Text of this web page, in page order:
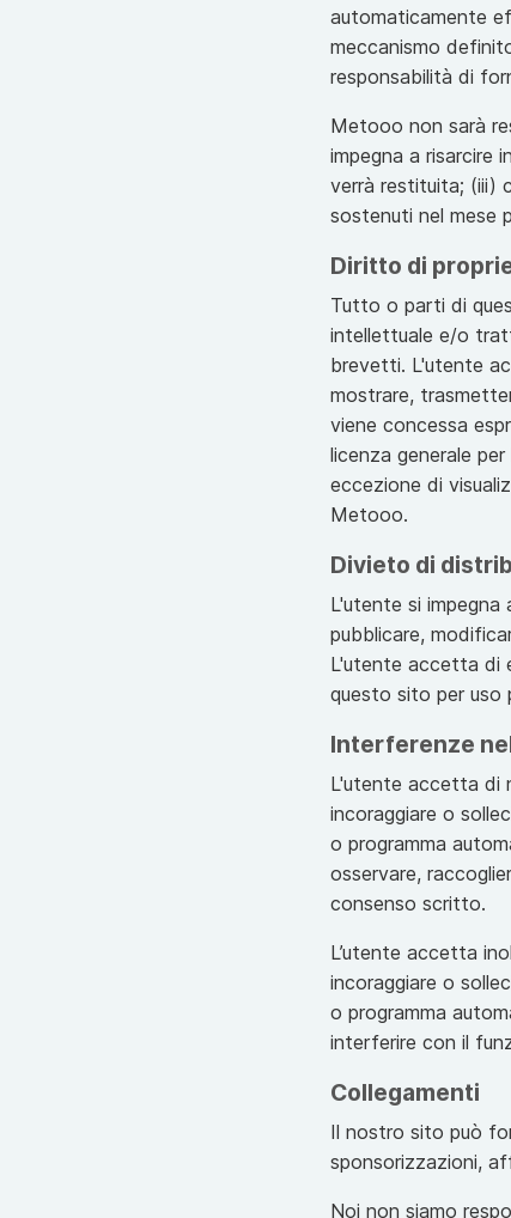
automaticamente
meccanismo
responsabilità di
Metooo non sarà
impegna a risarcire
verrà restituita; (iii)
sostenuti nel mese
Diritto di
Tutto o parti di
intellettuale e/o
brevetti. L'utente
mostrare,
viene concessa
licenza generale
eccezione di
Metooo.
Divieto di
L'utente si impegna
pubblicare,
L'utente accetta di
questo sito per uso
Interferenze
L'utente accetta di
incoraggiare o
o programma
osservare,
consenso scritto.
L’utente accetta
incoraggiare o
o programma
interferire con il
Collegamenti
Il nostro sito può
sponsorizzazioni,
Noi non siamo